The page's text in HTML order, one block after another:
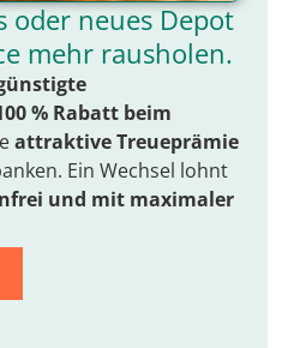
oder neues Depot
mehr rausholen.
% Rabatt beim
attraktive Treueprämie
Ein Wechsel lohnt
und mit maximaler